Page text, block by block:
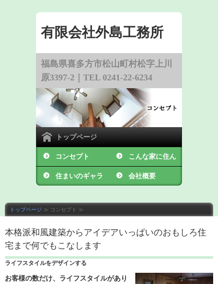
有限会社外島工務所
福島県喜多方市松山町村松字上川
原3397-2｜TEL 0241-22-6234
トップページ
コンセプト こんな家に住ん
でみたい
住まいのギャラ 会社概要
トップページ ≫ コンセプト ≫
本格派和風建築からアイデアいっぱいのおもしろ住
宅まで何でもこなします
ライフスタイルをデザインする
お客様の数だけ、ライフスタイルがあり